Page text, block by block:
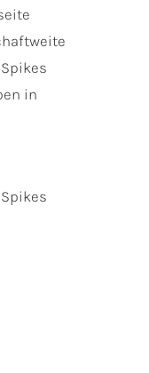
in